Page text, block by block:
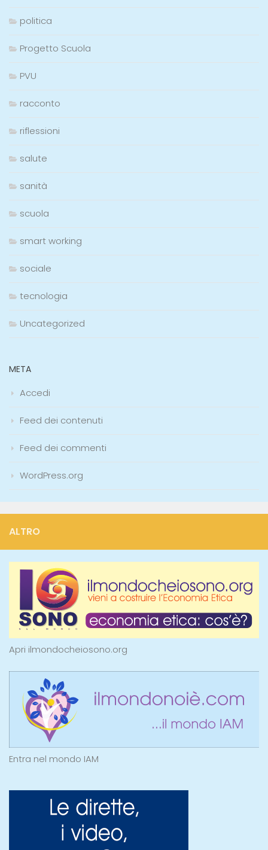
politica
Progetto Scuola
PVU
racconto
riflessioni
salute
sanità
scuola
smart working
sociale
tecnologia
Uncategorized
META
Accedi
Feed dei contenuti
Feed dei commenti
WordPress.org
ALTRO
Apri ilmondocheiosono.org
Entra nel mondo IAM